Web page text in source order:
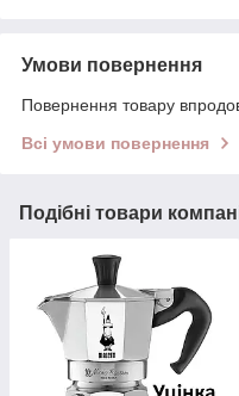
Умови повернення
Повернення товару
Всі умови повернення
Подібні товари